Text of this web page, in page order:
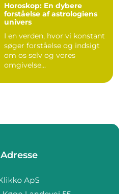
Horoskop: En dybere
forståelse af astrologiens
univers
I en verden, hvor vi konstant
søger forståelse og indsigt
om os selv og vores
omgivelse...
Adresse